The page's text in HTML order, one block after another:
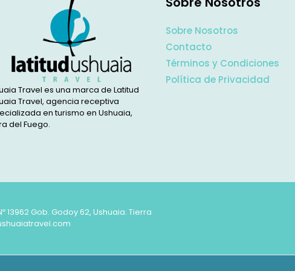
Travel es una marca de Latitud
Travel, agencia receptiva
en turismo en Ushuaia,
del Fuego.
Sobre Nosotros
Contacto
Términos y Condiciones
Política de Privacidad
13962 Gob. Godoy 62, Ushuaia. Tierra